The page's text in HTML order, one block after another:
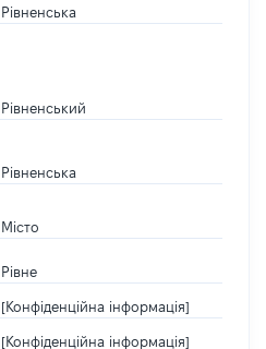
Рівненська
Рівненський
Рівненська
Місто
Рівне
[Конфіденційна інформація]
[Конфіденційна інформація]